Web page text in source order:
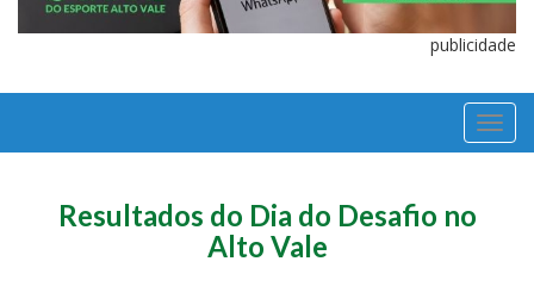
publicidade
Resultados do Dia do Desafio no
Alto Vale